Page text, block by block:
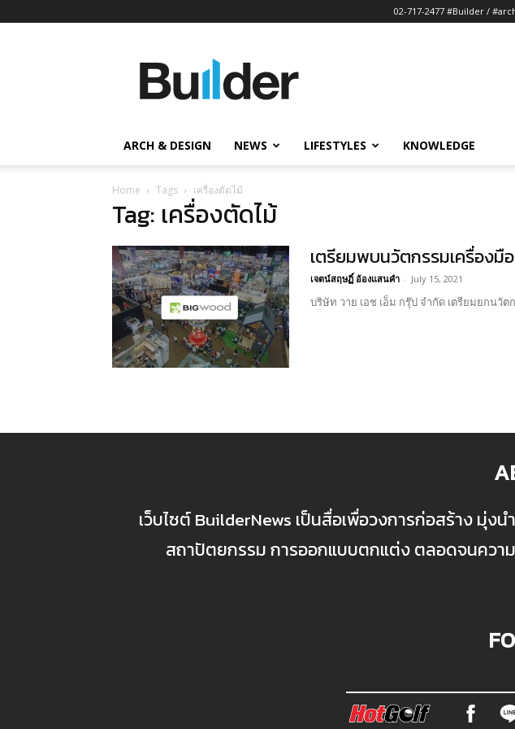
02-717-2477 #Builder /
ข่าว
ก่อสร้าง
ARCH & DESIGN NEWS LIFESTYLES KNOWLEDGE
Home Tags เครื่องตัดไม้
Tag: เครื่องตัดไม้
เตรียมพบนวัตกรรมเครื่องมือ
เจตน์สฤษฏิ์ อ้องแสนคำ - July 15, 2021
บริษัท วาย เอช เอ็ม กรุ๊ป จำกัด เตรียมยกนวัต
เว็บไซต์ BuilderNews เป็นสื่อเพื่อวงการก่อสร้าง มุ่
สถาปัตยกรรม การออกแบบตกแต่ง ตลอดจนควา